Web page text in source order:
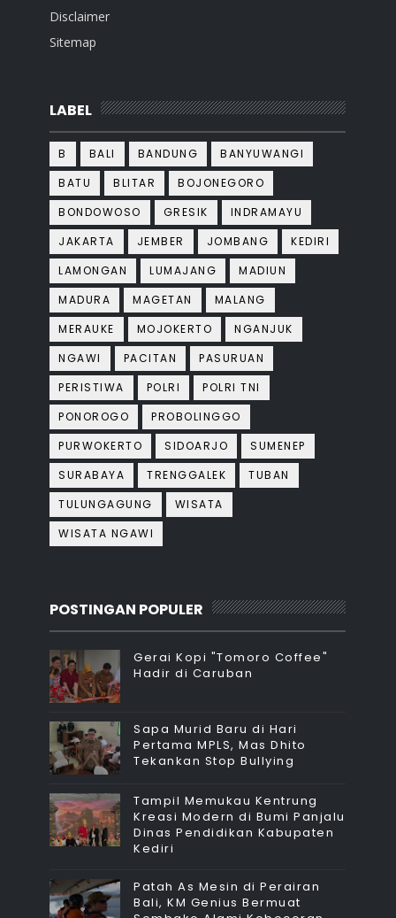
Disclaimer
Sitemap
LABEL
B BALI BANDUNG
BANYUWANGI
BATU
BLITAR
BOJONEGORO
BONDOWOSO
GRESIK
INDRAMAYU
JAKARTA
JEMBER JOMBANG
KEDIRI
LAMONGAN
LUMAJANG
MADIUN
MADURA
MAGETAN
MALANG
MERAUKE
MOJOKERTO
NGANJUK
NGAWI
PACITAN
PASURUAN
PERISTIWA
POLRI
POLRI TNI
PONOROGO
PROBOLINGGO
PURWOKERTO
SIDOARJO
SUMENEP
SURABAYA
TRENGGALEK
TUBAN
TULUNGAGUNG
WISATA
WISATA NGAWI
POSTINGAN POPULER
Gerai Kopi "Tomoro Coffee"
Hadir di Caruban
Sapa Murid Baru di Hari
Pertama MPLS, Mas Dhito
Tekankan Stop Bullying
Tampil Memukau Kentrung
Kreasi Modern di Bumi Panjalu
Dinas Pendidikan Kabupaten
Kediri
Patah As Mesin di Perairan
Bali, KM Genius Bermuat